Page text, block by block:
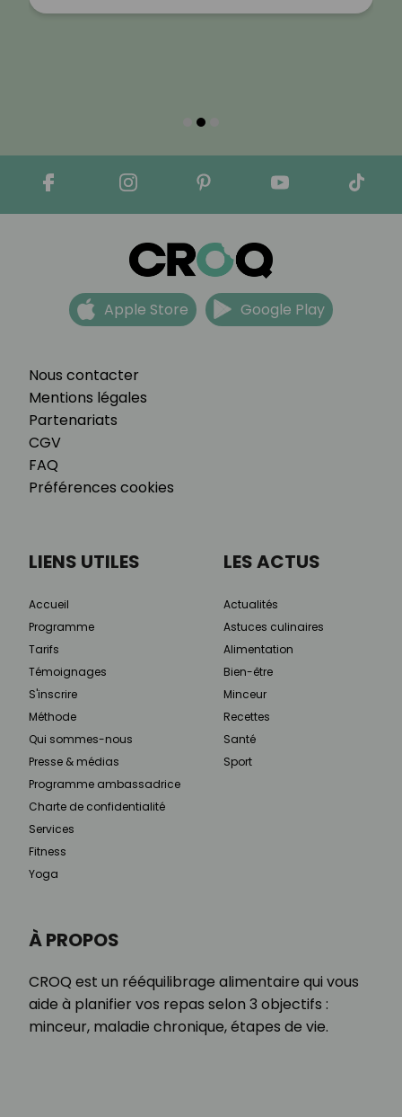
Nous contacter
Mentions légales
Partenariats
CGV
FAQ
Préférences cookies
Apple Store Google Play
À PROPOS
CROQ est un rééquilibrage alimentaire qui vous
aide à planifier vos repas selon 3 objectifs :
minceur, maladie chronique, étapes de vie.
LIENS UTILES
Accueil
Programme
Tarifs
Témoignages
S'inscrire
Méthode
Qui sommes-nous
Presse & médias
Programme ambassadrice
Charte de confidentialité
Services
Fitness
Yoga
LES ACTUS
Actualités
Astuces culinaires
Alimentation
Bien-être
Minceur
Recettes
Santé
Sport